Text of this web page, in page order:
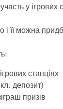
у ігрових
і її можна
станціях
депозит)
призів